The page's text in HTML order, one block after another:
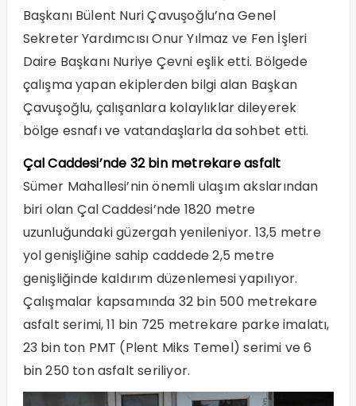
Başkanı Bülent Nuri Çavuşoğlu’na Genel
Sekreter Yardımcısı Onur Yılmaz ve Fen İşleri
Daire Başkanı Nuriye Çevni eşlik etti. Bölgede
çalışma yapan ekiplerden bilgi alan Başkan
Çavuşoğlu, çalışanlara kolaylıklar dileyerek
bölge esnafı ve vatandaşlarla da sohbet etti.
Çal Caddesi’nde 32 bin metrekare asfalt
Sümer Mahallesi’nin önemli ulaşım akslarından
biri olan Çal Caddesi’nde 1820 metre
uzunluğundaki güzergah yenileniyor. 13,5 metre
yol genişliğine sahip caddede 2,5 metre
genişliğinde kaldırım düzenlemesi yapılıyor.
Çalışmalar kapsamında 32 bin 500 metrekare
asfalt serimi, 11 bin 725 metrekare parke imalatı,
23 bin ton PMT (Plent Miks Temel) serimi ve 6
bin 250 ton asfalt seriliyor.